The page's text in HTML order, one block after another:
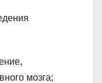
мозга;